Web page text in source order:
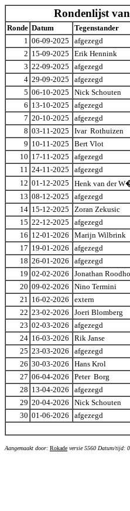
Rondenlijst
Ronde Datum Tegenstander
1 06-09-2025 afgezegd
2 15-09-2025 Erik Hennink
3 22-09-2025 afgezegd
4 29-09-2025 afgezegd
5 06-10-2025 Nick Schouten
6 13-10-2025 afgezegd
7 20-10-2025 afgezegd
8 03-11-2025 Ivar Rothuizen
9 10-11-2025 Bert Vlot
10 17-11-2025 afgezegd
11 24-11-2025 afgezegd
12 01-12-2025 Henk van der
13 08-12-2025 afgezegd
14 15-12-2025 Zoran Zekusic
15 22-12-2025 afgezegd
16 12-01-2026 Marijn Wilbrink
17 19-01-2026 afgezegd
18 26-01-2026 afgezegd
19 02-02-2026 Jonathan
20 09-02-2026 Nino Termini
21 16-02-2026 extern
22 23-02-2026 Joeri Blomberg
23 02-03-2026 afgezegd
24 16-03-2026 Rik Janse
25 23-03-2026 afgezegd
26 30-03-2026 Hans Krol
27 06-04-2026 Peter Borg
28 13-04-2026 afgezegd
29 20-04-2026 Nick Schouten
30 01-06-2026 afgezegd
Aangemaakt door: Rokade versie 5560 Datum/tijd: